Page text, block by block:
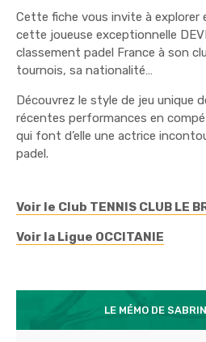
Cette fiche vous invite à explorer
cette joueuse exceptionnelle
classement padel France à son
tournois, sa nationalité…
Découvrez le style de jeu unique
récentes performances en
qui font d’elle une actrice
padel.
Voir le Club TENNIS CLUB LE
Voir la Ligue OCCITANIE
LE MÉMO DE